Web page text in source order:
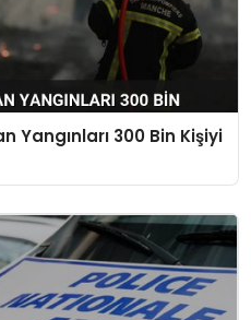
Yangınları 300 Bin Kişiyi